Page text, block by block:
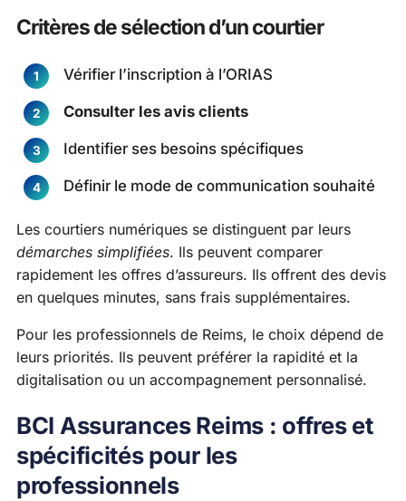
Critères de sélection d’un courtier
Vérifier l’inscription à l’ORIAS
Consulter les avis clients
Identifier ses besoins spécifiques
Définir le mode de communication souhaité
Les courtiers numériques se distinguent par leurs
démarches simplifiées. Ils peuvent comparer
rapidement les offres d’assureurs. Ils offrent des devis
en quelques minutes, sans frais supplémentaires.
Pour les professionnels de Reims, le choix dépend de
leurs priorités. Ils peuvent préférer la rapidité et la
digitalisation ou un accompagnement personnalisé.
BCI Assurances Reims : offres et
spécificités pour les
professionnels